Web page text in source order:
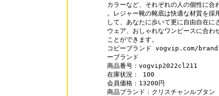
カラーなど、それぞれの人の個性に合
。レジャー靴の靴底は快適な材質を採
して、あなたに歩いて更に自由自在に
ウェア、おしゃれなワンピースに合わ
ことができます。
コピーブランド vogvip.com/
ーブランド
商品番号：vogvip2022cl211
在庫状況： 100
会員価格：13200円
商品ブランド：クリスチャンルブ